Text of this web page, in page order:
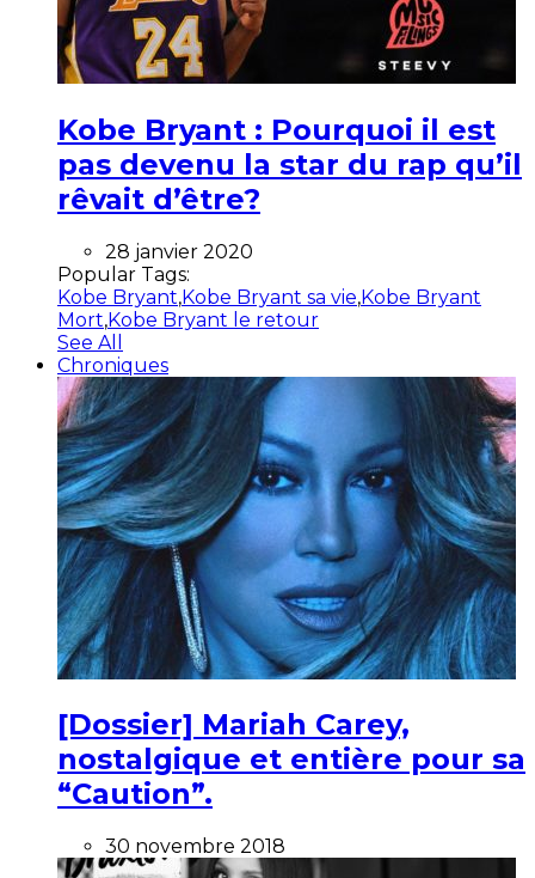
Kobe Bryant : Pourquoi il est
pas devenu la star du rap qu’il
rêvait d’être?
28 janvier 2020
Popular Tags:
Kobe Bryant,Kobe Bryant sa vie,Kobe Bryant
Mort,Kobe Bryant le retour
See All
Chroniques
[Dossier] Mariah Carey,
nostalgique et entière pour sa
“Caution”.
30 novembre 2018